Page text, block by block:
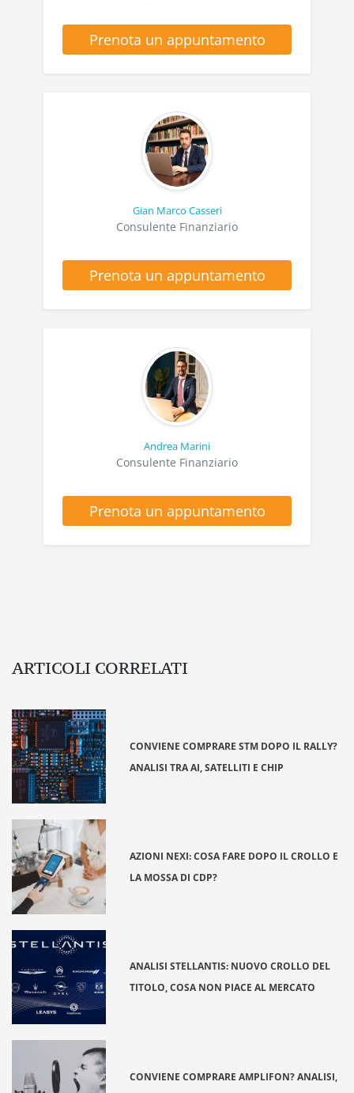
Prenota un appuntamento
Gian Marco Casseri
Consulente Finanziario
Prenota un appuntamento
Andrea Marini
Consulente Finanziario
Prenota un appuntamento
ARTICOLI CORRELATI
CONVIENE COMPRARE STM DOPO IL RALLY?
ANALISI TRA AI, SATELLITI E CHIP
AZIONI NEXI: COSA FARE DOPO IL CROLLO E
LA MOSSA DI CDP?
ANALISI STELLANTIS: NUOVO CROLLO DEL
TITOLO, COSA NON PIACE AL MERCATO
CONVIENE COMPRARE AMPLIFON? ANALISI,